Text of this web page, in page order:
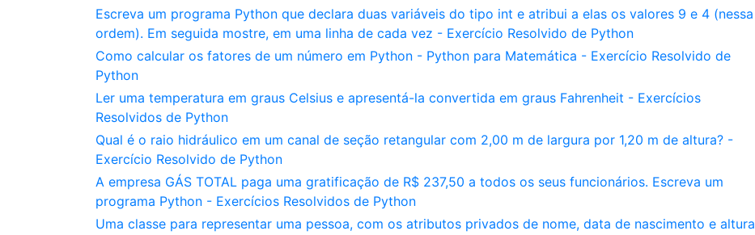
Escreva um programa Python que declara duas variáveis do tipo int e atribui a elas os valores 9 e 4 (nessa
ordem). Em seguida mostre, em uma linha de cada vez - Exercício Resolvido de Python
Como calcular os fatores de um número em Python - Python para Matemática - Exercício Resolvido de
Python
Ler uma temperatura em graus Celsius e apresentá-la convertida em graus Fahrenheit - Exercícios
Resolvidos de Python
Qual é o raio hidráulico em um canal de seção retangular com 2,00 m de largura por 1,20 m de altura? -
Exercício Resolvido de Python
A empresa GÁS TOTAL paga uma gratificação de R$ 237,50 a todos os seus funcionários. Escreva um
programa Python - Exercícios Resolvidos de Python
Uma classe para representar uma pessoa, com os atributos privados de nome, data de nascimento e altura